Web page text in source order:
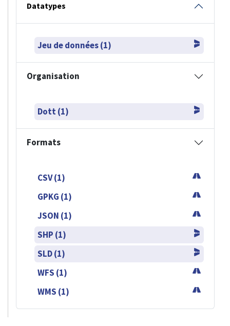
Datatypes
Jeu de données (1)
Organisation
Dott (1)
Formats
CSV (1)
GPKG (1)
JSON (1)
SHP (1)
SLD (1)
WFS (1)
WMS (1)